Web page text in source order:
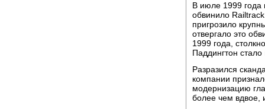
В июле 1999 года
обвинило
пригрозило
отвергало это
1999 года,
Паддингтон
Разразился
компании
модернизацию
более чем вдвое,